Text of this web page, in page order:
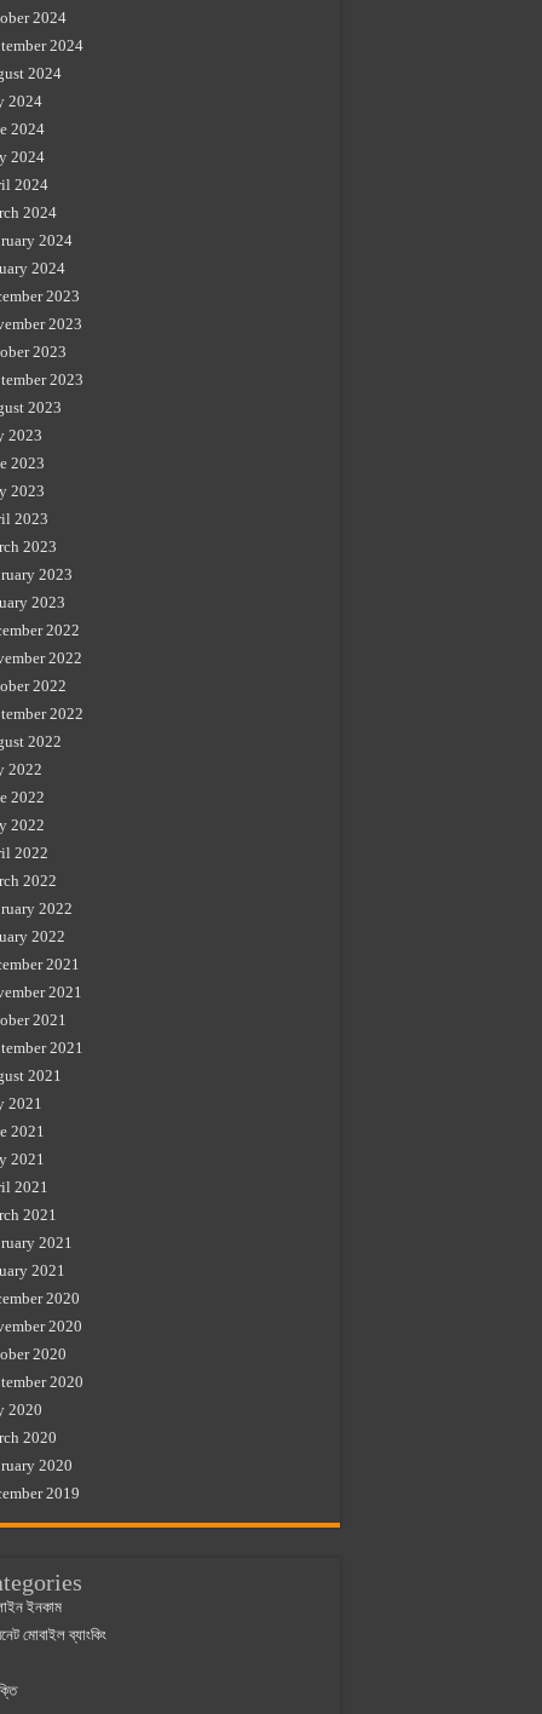
2024
2024
2024
2024
2024
2024
2024
2024
2024
2024
2023
2023
2023
2023
2023
2023
2023
2023
2023
2023
2023
2023
2022
2022
2022
2022
2022
2022
2022
2022
2022
2022
2022
2022
2021
2021
2021
2021
2021
2021
2021
2021
2021
2021
2021
2021
2020
2020
2020
2020
2020
2020
2020
2019
ইনকাম
মোবাইল ব্যাংকিং